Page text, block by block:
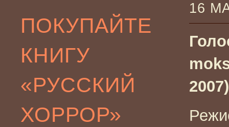
ПОКУПАЙТЕ
КНИГУ
«РУССКИЙ
ХОРРОР»
16
2007)